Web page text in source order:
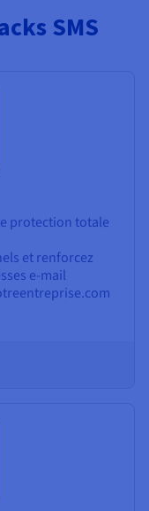
SMS
protection totale
et renforcez
e-mail